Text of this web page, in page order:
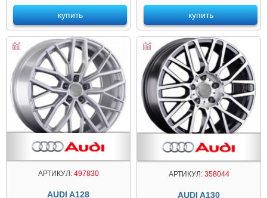
купить купить
АРТИКУЛ:497830
AUDI A128
АРТИКУЛ:358044
AUDI A130